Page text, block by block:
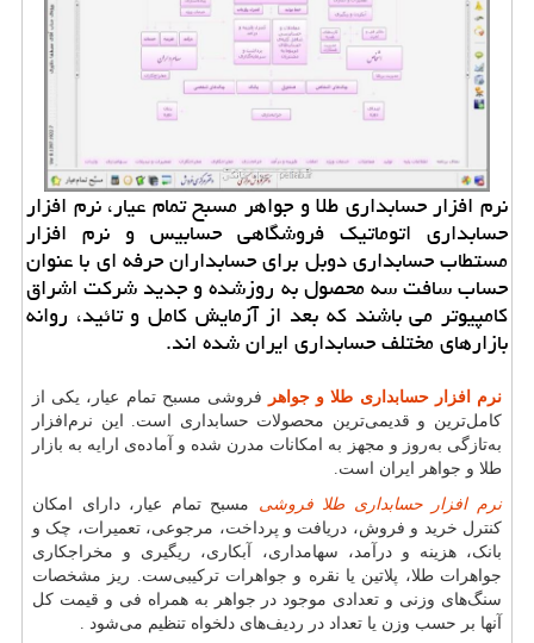
نرم افزار حسابداری طلا و جواهر مسبح تمام عیار، نرم افزار
حسابداری اتوماتیك فروشگاهی حسابیس و نرم افزار
مستطاب حسابداری دوبل برای حسابداران حرفه ای با عنوان
حساب سافت سه محصول به روزشده و جدید شركت اشراق
كامپیوتر می باشند كه بعد از آزمایش كامل و تائید، روانه
بازارهای مختلف حسابداری ایران شده اند.
نرم افزار حسابداری طلا و جواهر
فروشی مسبح تمام عیار، یکی از
کامل‌ترین و قدیمی‌ترین محصولات حسابداری است. این نرم‌افزار
به‌تازگی به‌روز و مجهز به امکانات مدرن شده و آماده‌ی ارایه به بازار
طلا و جواهر ایران است.
نرم افزار حسابداری طلا فروشی مسبح تمام عیار، دارای امکان
کنترل خرید و فروش، دریافت و پرداخت، مرجوعی، تعمیرات، چک و
بانک، هزینه و درآمد، سهامداری، آبکاری، ریگیری و مخراجکاری
جواهرات طلا، پلاتین یا نقره و جواهرات ترکیبی‌ست. ریز مشخصات
سنگ‌های وزنی و تعدادی موجود در جواهر به همراه فی و قیمت کل
آنها بر حسب وزن یا تعداد در ردیف‌های دلخواه تنظیم می‌شود